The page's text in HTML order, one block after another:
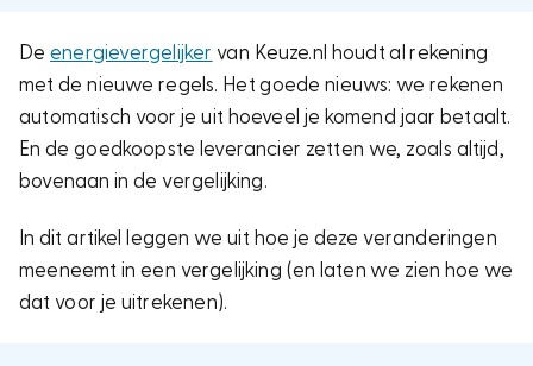
Deenergievergelijker van Keuze.nl houdt al rekening
met de nieuwe regels. Het goede nieuws: we rekenen
automatisch voor je uit hoeveel je komend jaar betaalt.
En de goedkoopste leverancier zetten we, zoals altijd,
bovenaan in de vergelijking.
In dit artikel leggen we uit hoe je deze veranderingen
meeneemt in een vergelijking (en laten we zien hoe we
dat voor je uitrekenen).